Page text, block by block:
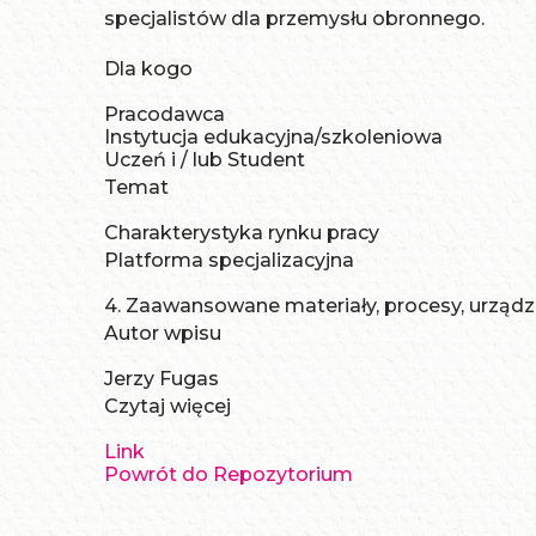
specjalistów dla przemysłu obronnego.
Dla kogo
Pracodawca
Instytucja edukacyjna/szkoleniowa
Uczeń i / lub Student
Temat
Charakterystyka rynku pracy
Platforma specjalizacyjna
4. Zaawansowane materiały, procesy,
Autor wpisu
Jerzy Fugas
Czytaj więcej
Link
Powrót do Repozytorium